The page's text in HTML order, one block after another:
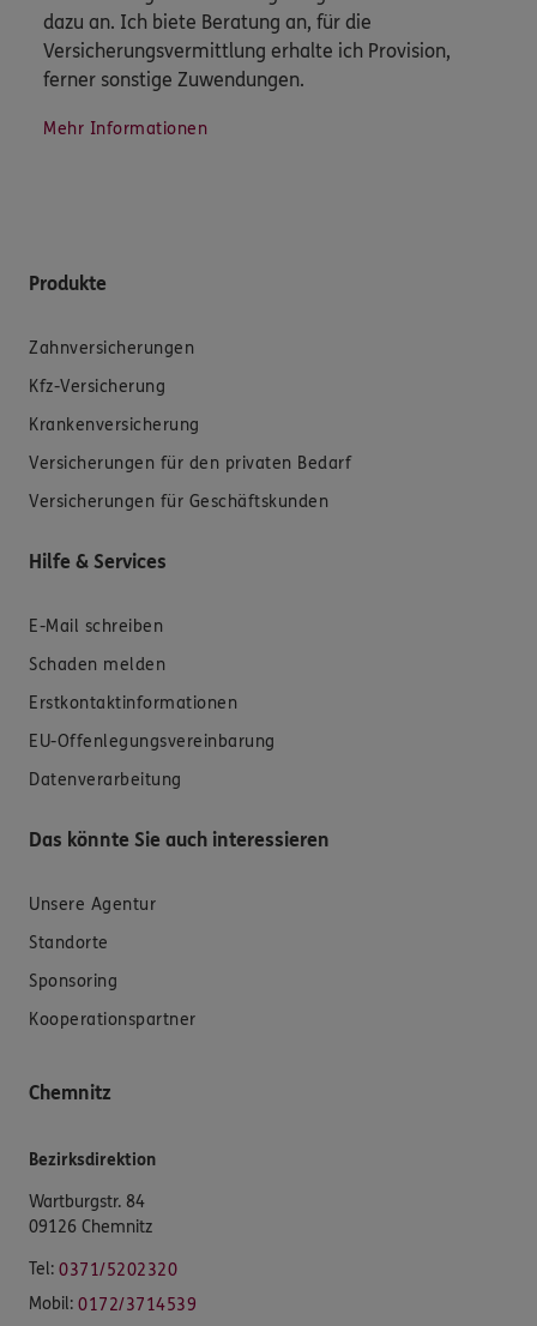
dazu an. Ich biete Beratung an, für die
Versicherungsvermittlung erhalte ich Provision,
ferner sonstige Zuwendungen.
Mehr Informationen
Produkte
Zahnversicherungen
Kfz-Versicherung
Krankenversicherung
Versicherungen für den privaten Bedarf
Versicherungen für Geschäftskunden
Hilfe & Services
E-Mail schreiben
Schaden melden
Erstkontaktinformationen
EU-Offenlegungsvereinbarung
Datenverarbeitung
Das könnte Sie auch interessieren
Unsere Agentur
Standorte
Sponsoring
Kooperationspartner
Chemnitz
Bezirksdirektion
Wartburgstr. 84
09126 Chemnitz
Tel: 0371/5202320
Mobil: 0172/3714539